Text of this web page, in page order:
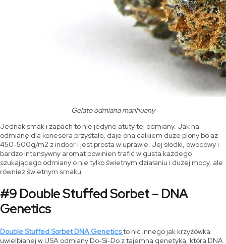
Gelato odmiana marihuany
Jednak smak i zapach to nie jedyne atuty tej odmiany. Jak na
odmianę dla konesera przystało, daje ona całkiem duże plony bo aż
450-500g/m2 z indoor i jest prosta w uprawie. Jej słodki, owocowy i
bardzo intensywny aromat powinien trafić w gusta każdego
szukającego odmiany o nie tylko świetnym działaniu i dużej mocy, ale
również świetnym smaku.
#9 Double Stuffed Sorbet – DNA
Genetics
Double Stuffed Sorbet DNA Geneticsto nic innego jak krzyżówka
uwielbianej w USA odmiany Do-Si-Do z tajemną genetyką, którą DNA